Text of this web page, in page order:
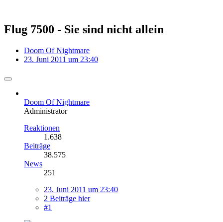
Flug 7500 - Sie sind nicht allein
Doom Of Nightmare
23. Juni 2011 um 23:40
Doom Of Nightmare
Administrator
Reaktionen
1.638
Beiträge
38.575
News
251
23. Juni 2011 um 23:40
2 Beiträge hier
#1